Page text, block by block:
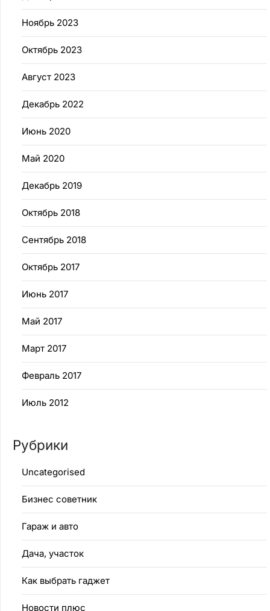
Ноябрь 2023
Октябрь 2023
Август 2023
Декабрь 2022
Июнь 2020
Май 2020
Декабрь 2019
Октябрь 2018
Сентябрь 2018
Октябрь 2017
Июнь 2017
Май 2017
Март 2017
Февраль 2017
Июль 2012
Рубрики
Uncategorised
Бизнес советник
Гараж и авто
Дача, участок
Как выбрать гаджет
Новости плюс